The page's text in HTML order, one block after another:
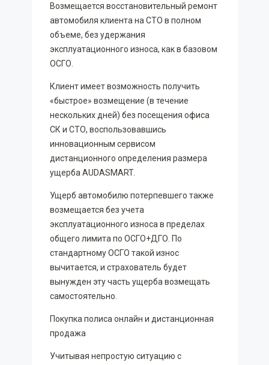
Возмещается восстановительный ремонт
автомобиля клиента на СТО в полном
объеме, без удержания
эксплуатационного износа, как в базовом
ОСГО.
Клиент имеет возможность получить
«быстрое» возмещение (в течение
нескольких дней) без посещения офиса
СК и СТО, воспользовавшись
инновационным сервисом
дистанционного определения размера
ущерба AUDASMART.
Ущерб автомобилю потерпевшего также
возмещается без учета
эксплуатационного износа в пределах
общего лимита по ОСГО+ДГО. По
стандартному ОСГО такой износ
вычитается, и страхователь будет
вынужден эту часть ущерба возмещать
самостоятельно.
Покупка полиса онлайн и дистанционная
продажа
Учитывая непростую ситуацию с